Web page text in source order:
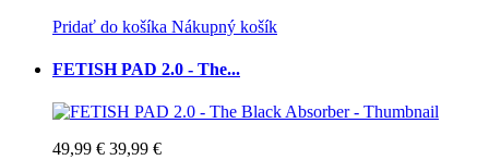
Pridať do košíka Nákupný košík
FETISH PAD 2.0 - The...
49,99 € 39,99 €